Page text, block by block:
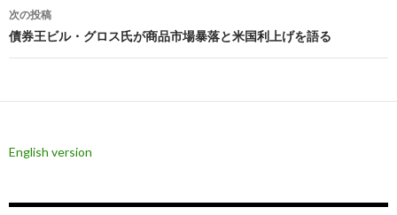
ビ
ゲ
シ
次の投稿
債券王ビル・グロス氏が商品市場暴落と米国利上げを語る
English version